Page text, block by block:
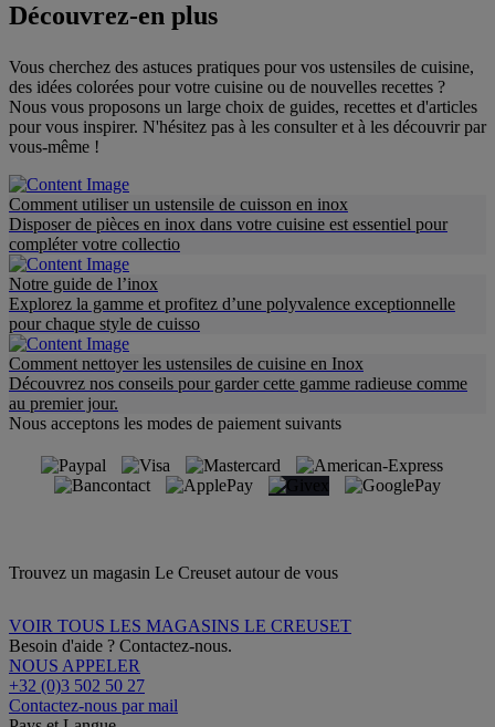
Découvrez-en plus
Vous cherchez des astuces pratiques pour vos ustensiles de cuisine,
des idées colorées pour votre cuisine ou de nouvelles recettes ?
Nous vous proposons un large choix de guides, recettes et d'articles
pour vous inspirer. N'hésitez pas à les consulter et à les découvrir par
vous-même !
Comment utiliser un ustensile de cuisson en inox
Disposer de pièces en inox dans votre cuisine est essentiel pour
compléter votre collectio
Notre guide de l’inox
Explorez la gamme et profitez d’une polyvalence exceptionnelle
pour chaque style de cuisso
Comment nettoyer les ustensiles de cuisine en Inox
Découvrez nos conseils pour garder cette gamme radieuse comme
au premier jour.
Nous acceptons les modes de paiement suivants
Trouvez un magasin Le Creuset autour de vous
VOIR TOUS LES MAGASINS LE CREUSET
Besoin d'aide ? Contactez-nous.
NOUS APPELER
+32 (0)3 502 50 27
Contactez-nous par mail